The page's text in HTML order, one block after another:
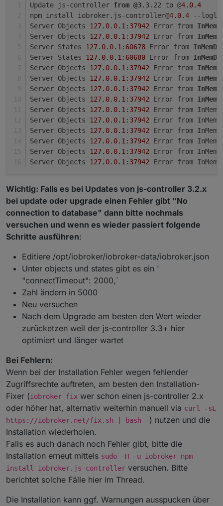
Update js-controller from @3.3.22 to @4.0.4
npm install iobroker.js-controller@4.0.4 --
Server Objects 127.0. 0.1: 37942 Error from
Server Objects 127.0. 0.1: 37942 Error from
Server States 127.0. 0.1: 60678 Error from InMemDB
Server States 127.0. 0.1: 60680 Error from InMemDB
Server Objects 127.0. 0.1: 37942 Error from
Server Objects 127.0. 0.1: 37942 Error from
Server Objects 127.0. 0.1: 37942 Error from
Server Objects 127.0. 0.1: 37942 Error from
Server Objects 127.0. 0.1: 37942 Error from
Server Objects 127.0. 0.1: 37942 Error from
Server Objects 127.0. 0.1: 37942 Error from
Server Objects 127.0. 0.1: 37942 Error from
Server Objects 127.0. 0.1: 37942 Error from
Server Objects 127.0. 0.1: 37942 Error from
Wichtig: Falls es bei Updates von js-controller 3.2.x
bei update oder upgrade einen Fehler gibt "No
connection to database" dann bitte nochmals
versuchen und wenn es wieder passiert folgende
Schritte ausführen:
Editiere /opt/iobroker/iobroker-data/iobroker.json
Unter objects und states gibt es ein '
"connectTimeout": 2000,`
Zahl ändern in 5000
Neu versuchen
Nach dem Upgrade am besten den Wert wieder
zurücketzen weil der js-controller 3.3+ hier
optimiert und länger wartet
Bei Fehlern:
Wenn bei der Installation Fehler wegen fehlender
Zugriffsrechte auftreten, am besten den Installation-
Fixer (iobroker fix wer schon einen js-controller 2.x
oder höher hat, alternativ weiterhin manuell via curl -sL
https://iobroker.net/fix.sh | bash -) nutzen und die
Installation wiederholen.
Falls es auch danach noch Fehler gibt, bitte die
Installation erneut mittels sudo -H -u iobroker npm
install iobroker.js-controller versuchen. Bitte
berichtet solche Fälle hier im Thread.
Die Installation kann ggf. Warnungen ausspucken über